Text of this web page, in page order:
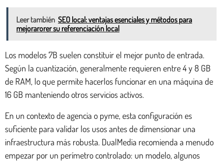
Leer también SEO local: ventajas esenciales y métodos para
mejorarorer su referenciación local
Los modelos 7B suelen constituir el mejor punto de entrada.
Según la cuantización, generalmente requieren entre 4 y 8 GB
de RAM, lo que permite hacerlos funcionar en una máquina de
16 GB manteniendo otros servicios activos.
En un contexto de agencia o pyme, esta configuración es
suficiente para validar los usos antes de dimensionar una
infraestructura más robusta. DualMedia recomienda a menudo
empezar por un perímetro controlado: un modelo, algunos